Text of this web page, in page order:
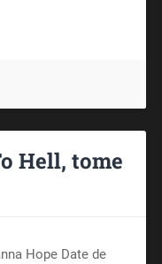
Hell, tome
Hope Date de